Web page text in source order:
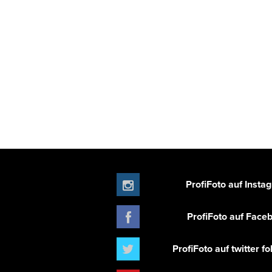
ProfiFoto auf
ProfiFoto auf
ProfiFoto auf twitter